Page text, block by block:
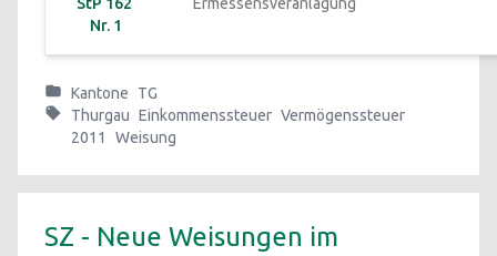
Nr. 1
Kantone
TG
Thurgau Einkommenssteuer Vermögenssteuer
2011
Weisung
SZ - Neue Weisungen im